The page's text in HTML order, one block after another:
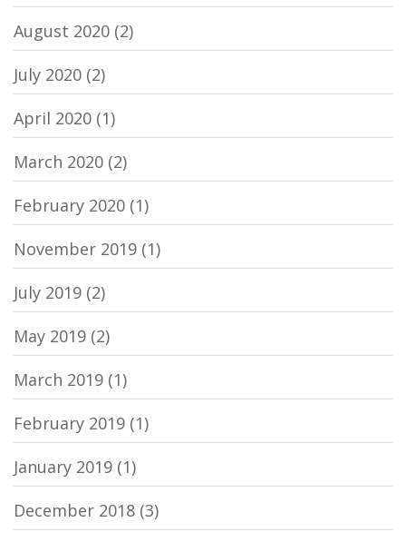
August 2020 (2)
July 2020 (2)
April 2020 (1)
March 2020 (2)
February 2020 (1)
November 2019 (1)
July 2019 (2)
May 2019 (2)
March 2019 (1)
February 2019 (1)
January 2019 (1)
December 2018 (3)